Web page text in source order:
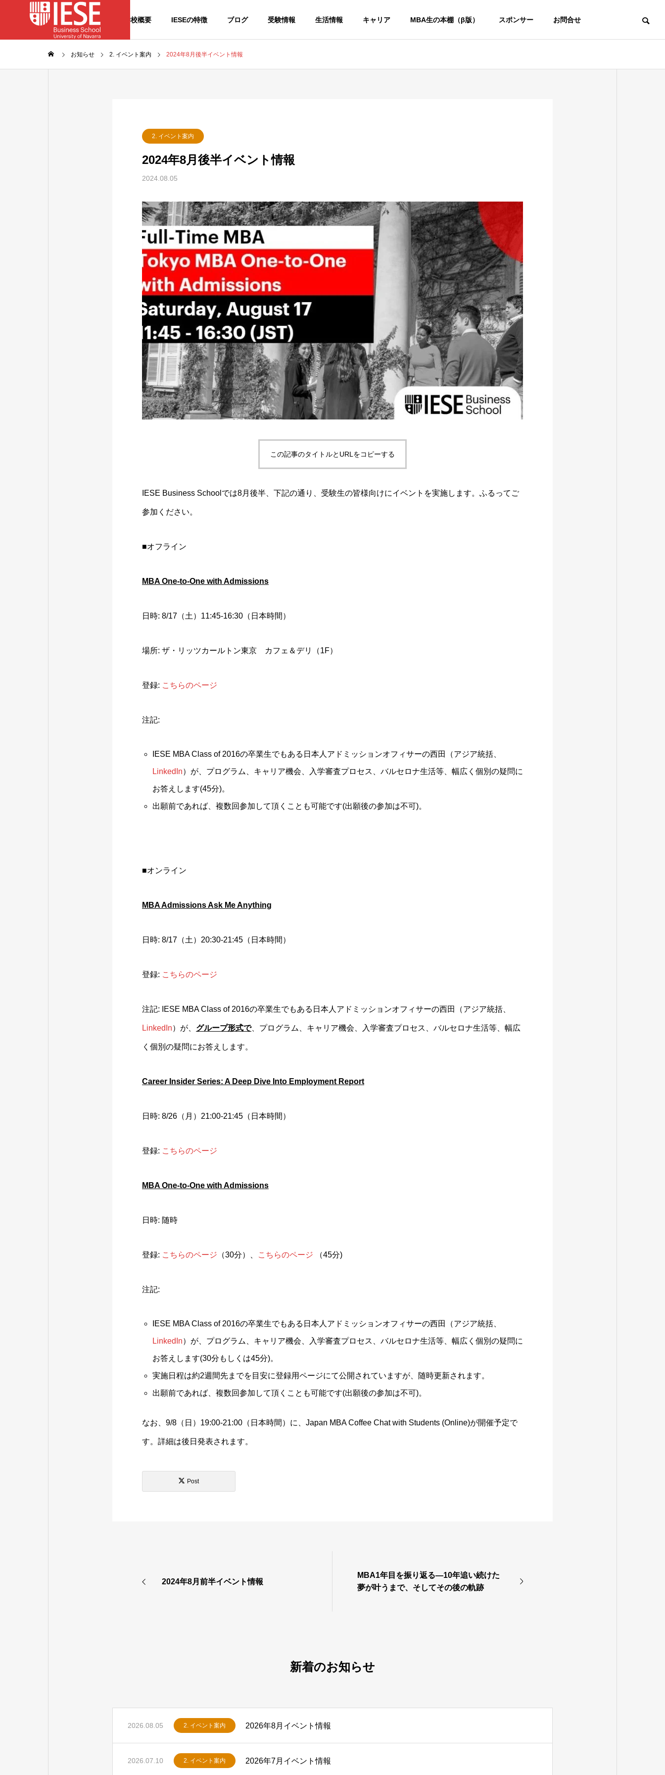
学校概要 IESEの特徴 ブログ 受験情報 生活情報 キャリア MBA生の本棚（β版） スポンサー お問合せ
東京オフィス
Tokyo Office
出願プロセス
Application Process
教授陣
Faculty
キャンパスツアー、キャン
パスへのアクセス
Campus tour and Access
350人世界55か国以上
の多様な学生
必要な意思決定能力を
開発
至高の環境、地上の楽
園
グラム、世界2大サーチ
ファンドスクール
お知らせ 2. イベント案内 2024年8月後半イベント情報
2. イベント案内
2024年8月後半イベント情報
2024.08.05
この記事のタイトルとURLをコピーする
IESE Business Schoolでは8月後半、下記の通り、受験生の皆様向けにイベントを実施します。ふるってご
参加ください。
■オフライン
MBA One-to-One with Admissions
日時: 8/17（土）11:45-16:30（日本時間）
場所: ザ・リッツカールトン東京 カフェ＆デリ（1F）
登録: こちらのページ
注記:
IESE MBA Class of 2016の卒業生でもある日本人アドミッションオフィサーの西田（アジア統括、
LinkedIn）が、プログラム、キャリア機会、入学審査プロセス、バルセロナ生活等、幅広く個別の疑問に
お答えします(45分)。
出願前であれば、複数回参加して頂くことも可能です(出願後の参加は不可)。
■オンライン
MBA Admissions Ask Me Anything
日時: 8/17（土）20:30-21:45（日本時間）
登録: こちらのページ
注記: IESE MBA Class of 2016の卒業生でもある日本人アドミッションオフィサーの西田（アジア統括、
LinkedIn）が、 グループ形式で、プログラム、キャリア機会、入学審査プロセス、バルセロナ生活等、幅広
く個別の疑問にお答えします。
Career Insider Series: A Deep Dive Into Employment Report
日時: 8/26（月）21:00-21:45（日本時間）
登録: こちらのページ
MBA One-to-One with Admissions
日時: 随時
登録: こちらのページ （30分）、 こちらのページ （45分)
注記:
IESE MBA Class of 2016の卒業生でもある日本人アドミッションオフィサーの西田（アジア統括、
LinkedIn）が、プログラム、キャリア機会、入学審査プロセス、バルセロナ生活等、幅広く個別の疑問に
お答えします(30分もしくは45分)。
実施日程は約2週間先までを目安に登録用ページにて公開されていますが、随時更新されます。
出願前であれば、複数回参加して頂くことも可能です(出願後の参加は不可)。
なお、9/8（日）19:00-21:00（日本時間）に、Japan MBA Coffee Chat with Students (Online)が開催予定で
す。詳細は後日発表されます。
Post
2024年8月前半イベント情報
MBA1年目を振り返る―10年追い続けた
夢が叶うまで、そしてその後の軌跡
新着のお知らせ
2026.08.05 2. イベント案内 2026年8月イベント情報
2026.07.10 2. イベント案内 2026年7月イベント情報